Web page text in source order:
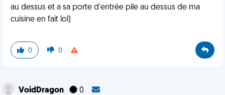
au dessus et a sa porte d'entrée pile au dessus de ma
cuisine en fait lol)
0 0
VoidDragon 0